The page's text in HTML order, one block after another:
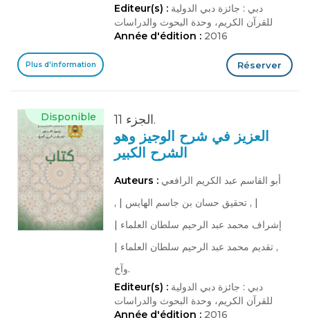
Editeur(s) : دبي : جائزة دبي الدولية
للقرآن الكريم، وحدة البحوث والدراسات
Année d'édition : 2016
Plus d'information Réserver
Disponible الجزء 11.
العزيز في شرح الوجيز وهو
الشرح الكبير
Auteurs : أبو القاسم عبد الكريم الرافعي
| , تحقيق حسان بن جاسم الهايس |
,
إشراف محمد عبد الرحيم سلطان العلماء |
, تقديم محمد عبد الرحيم سلطان العلماء |
وآخ.
Editeur(s) : دبي : جائزة دبي الدولية
للقرآن الكريم، وحدة البحوث والدراسات
Année d'édition : 2016